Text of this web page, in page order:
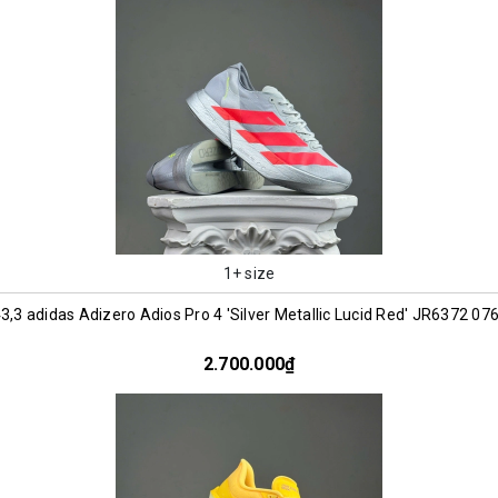
1+ size
adidas Adizero Adios Pro 4 'Silver Metallic Lucid Red' JR6372
2.700.000₫